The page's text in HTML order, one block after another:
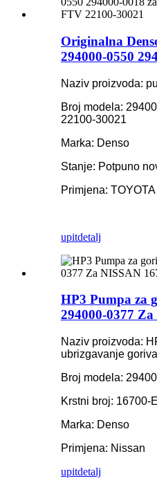
Originalna
294000-0550
Naziv proizvoda:
Broj modela:
22100-30021
Marka: Denso
Stanje: Potpuno
Primjena:
upitdetalj
HP3 Pumpa za
294000-0377
Naziv proizvoda:
ubrizgavanje goriva
Broj modela:
Krstni broj: 16700-
Marka: Denso
Primjena: Nissan
upitdetalj